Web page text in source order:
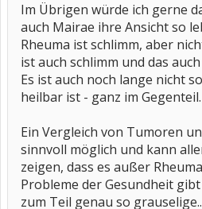
Im Übrigen würde ich gerne
auch Mairae ihre Ansicht so
Rheuma ist schlimm, aber
ist auch schlimm und das
Es ist auch noch lange nicht
heilbar ist - ganz im Gegenteil.
Ein Vergleich von Tumoren
sinnvoll möglich und kann
zeigen, dass es außer
Probleme der Gesundheit
zum Teil genau so